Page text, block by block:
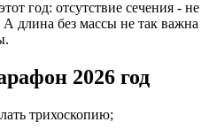
год: отсутствие сечения - не
А длина без массы не так важна
2026 год
трихоскопию;